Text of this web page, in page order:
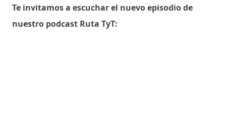
Te invitamos a escuchar el nuevo episodio de
nuestro podcast Ruta TyT: